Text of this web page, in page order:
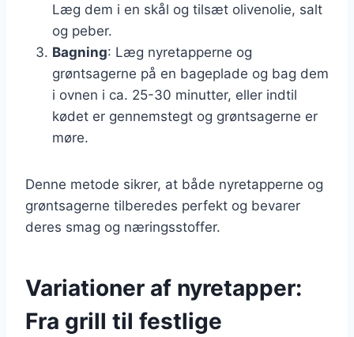
Læg dem i en skål og tilsæt olivenolie, salt
og peber.
Bagning: Læg nyretapperne og
grøntsagerne på en bageplade og bag dem
i ovnen i ca. 25-30 minutter, eller indtil
kødet er gennemstegt og grøntsagerne er
møre.
Denne metode sikrer, at både nyretapperne og
grøntsagerne tilberedes perfekt og bevarer
deres smag og næringsstoffer.
Variationer af nyretapper:
Fra grill til festlige